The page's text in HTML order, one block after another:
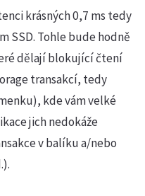
krásných 0,7 ms tedy
SSD. Tohle bude hodně
dělají blokující čtení
transakcí, tedy
kde vám velké
jich nedokáže
v balíku a/nebo